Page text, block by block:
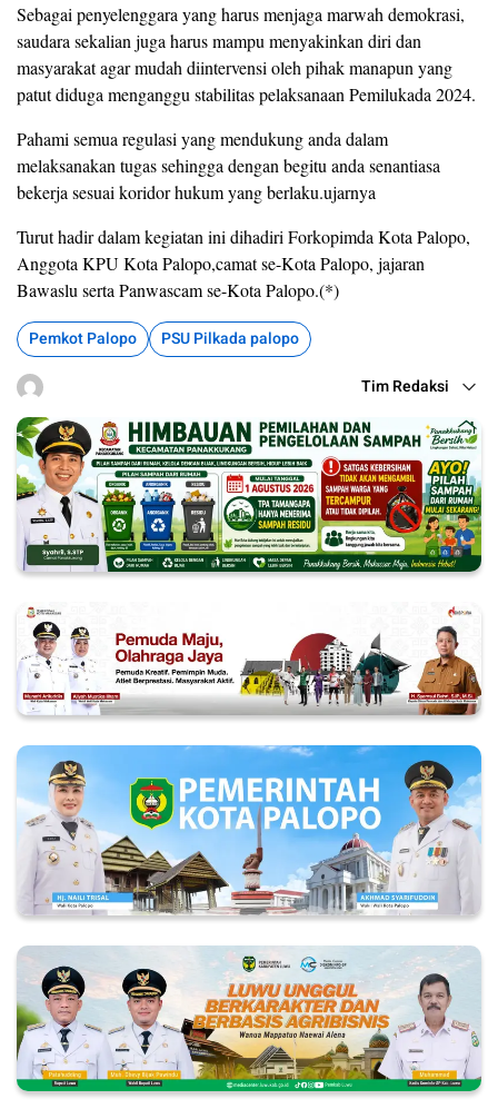
Sebagai penyelenggara yang harus menjaga marwah demokrasi,
saudara sekalian juga harus mampu menyakinkan diri dan
masyarakat agar mudah diintervensi oleh pihak manapun yang
patut diduga menganggu stabilitas pelaksanaan Pemilukada 2024.
Pahami semua regulasi yang mendukung anda dalam
melaksanakan tugas sehingga dengan begitu anda senantiasa
bekerja sesuai koridor hukum yang berlaku.ujarnya
Turut hadir dalam kegiatan ini dihadiri Forkopimda Kota Palopo,
Anggota KPU Kota Palopo,camat se-Kota Palopo, jajaran
Bawaslu serta Panwascam se-Kota Palopo.(*)
Pemkot Palopo PSU Pilkada palopo
Tim Redaksi